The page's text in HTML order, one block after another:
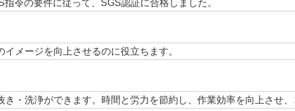
令の要件に従って、SGS認証に合格しました。
メージを向上させるのに役立ちます。
・洗浄ができます。時間と労力を節約し、作業効率を向上させ、